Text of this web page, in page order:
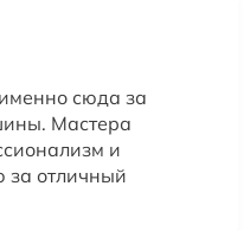
сюда за
Мастера
и
за отличный